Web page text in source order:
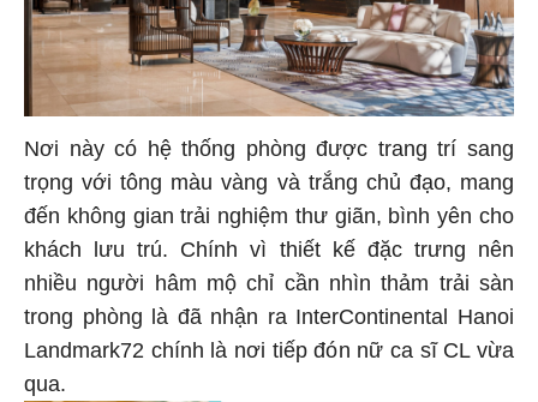
Nơi này có hệ thống phòng được trang trí sang
trọng với tông màu vàng và trắng chủ đạo, mang
đến không gian trải nghiệm thư giãn, bình yên cho
khách lưu trú. Chính vì thiết kế đặc trưng nên
nhiều người hâm mộ chỉ cần nhìn thảm trải sàn
trong phòng là đã nhận ra InterContinental Hanoi
Landmark72 chính là nơi tiếp đón nữ ca sĩ CL vừa
qua.